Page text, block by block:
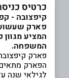
כרטיס
קיפצובה -
פארק
המציע מגוון
המשפחה.
פארק
הפארק